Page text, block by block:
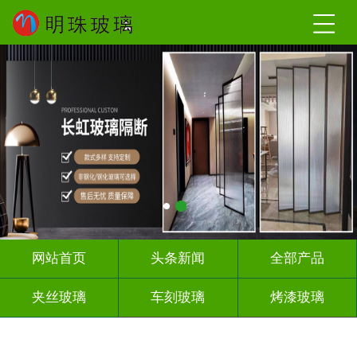
网站首页 头条新闻 全部产品
夹丝玻璃 车刻玻璃 烤漆玻璃